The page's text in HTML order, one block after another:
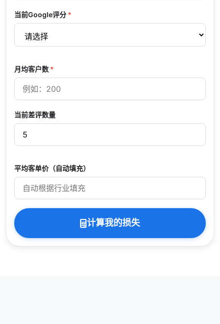
当前Google评分 *
月均客户数 *
当前差评数量
平均客单价（自动填充）
计算我的损失